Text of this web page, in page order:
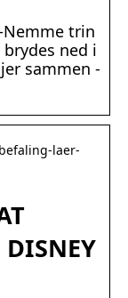
trin
ned i
sammen -
laer-
DISNEY